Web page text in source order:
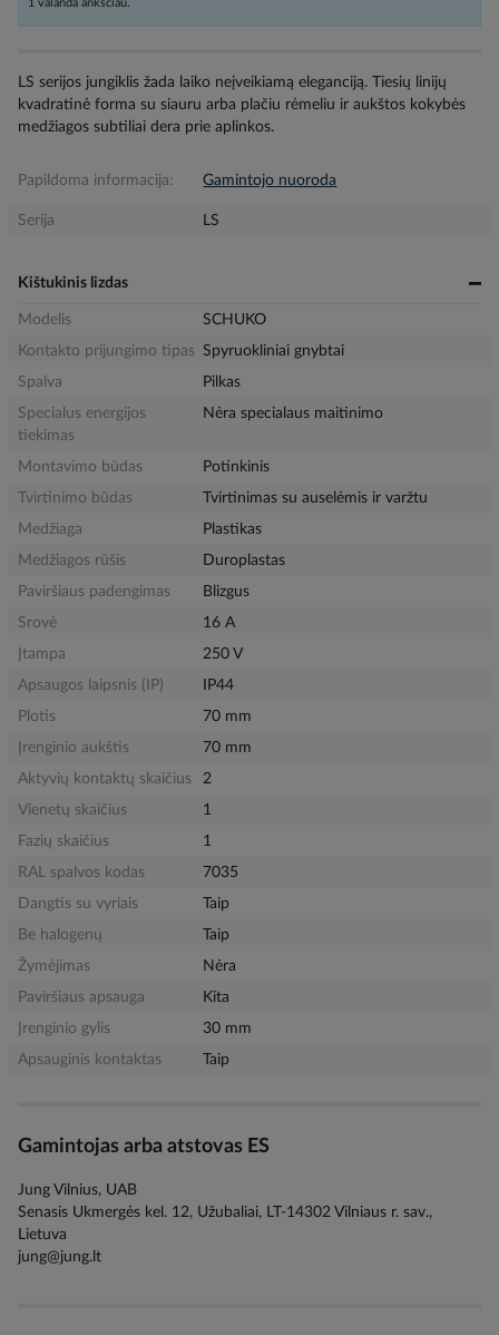
1 valanda anksčiau.
LS serijos jungiklis žada laiko neįveikiamą eleganciją. Tiesių linijų
kvadratinė forma su siauru arba plačiu rėmeliu ir aukštos kokybės
medžiagos subtiliai dera prie aplinkos.
Papildoma informacija: Gamintojo nuoroda
Serija LS
Kištukinis lizdas
Modelis
SCHUKO
Kontakto prijungimo tipas Spyruokliniai gnybtai
Spalva
Pilkas
Specialus energijos
tiekimas
Nėra specialaus maitinimo
Montavimo būdas
Potinkinis
Tvirtinimo būdas
Tvirtinimas su auselėmis ir varžtu
Medžiaga
Plastikas
Medžiagos rūšis
Duroplastas
Paviršiaus padengimas
Blizgus
Srovė
16 A
Įtampa
250 V
Apsaugos laipsnis (IP)
IP44
Plotis
70 mm
Įrenginio aukštis
70 mm
Aktyvių kontaktų skaičius
2
Vienetų skaičius
1
Fazių skaičius
1
RAL spalvos kodas
7035
Dangtis su vyriais
Taip
Be halogenų
Taip
Žymėjimas
Nėra
Paviršiaus apsauga
Kita
Įrenginio gylis
30 mm
Apsauginis kontaktas
Taip
Gamintojas arba atstovas ES
Jung Vilnius, UAB
Senasis Ukmergės kel. 12, Užubaliai, LT-14302 Vilniaus r. sav.,
Lietuva
jung@jung.lt